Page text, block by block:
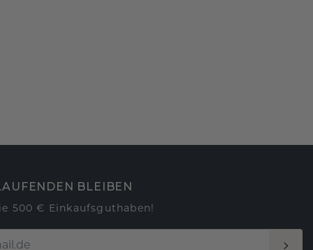
BLEIBEN
500 € Einkaufsguthaben!